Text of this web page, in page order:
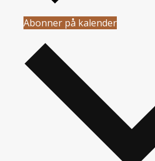
Abonner på kalender